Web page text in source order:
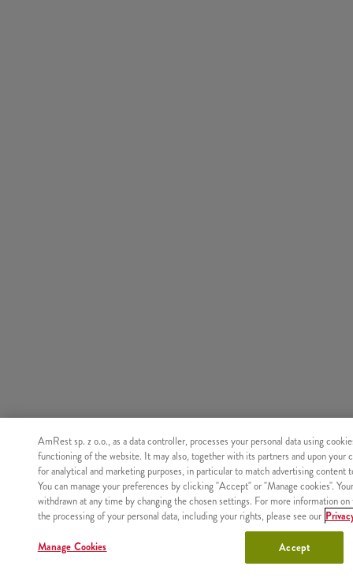
Nie znaleziono produktu o podanym identyfikatorze.
AmRest sp. z o.o., as a data controller, processes your personal data using
functioning of the website. It may also, together with its partners and upon your
for analytical and marketing purposes, in particular to match advertising content
You can manage your preferences by clicking "Accept" or "Manage cookies".
withdrawn at any time by changing the chosen settings. For more information
the processing of your personal data, including your rights, please see our
Manage Cookies Accept